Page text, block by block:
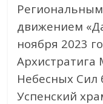
движением
ноября 2023
Небесных Сил
Успенский